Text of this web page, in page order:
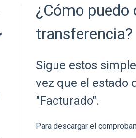
¿Cómo
transferencia?
Sigue estos
vez que el estado
"Facturado".
Para descargar el